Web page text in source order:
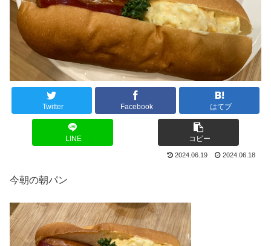
Twitter Facebook はてブ
LINE コピー
2024.06.19 2024.06.18
今朝の朝パン